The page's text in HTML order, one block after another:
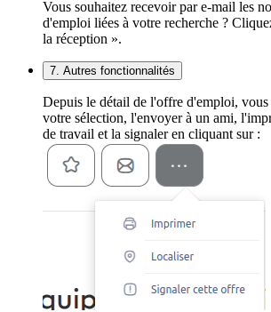
Vous souhaitez recevoir par e-mail les
d'emploi liées à votre recherche ?
la réception ».
7. Autres fonctionnalités
Depuis le détail de l'offre d'emploi,
votre sélection, l'envoyer à un ami,
de travail et la signaler en cliquant sur :